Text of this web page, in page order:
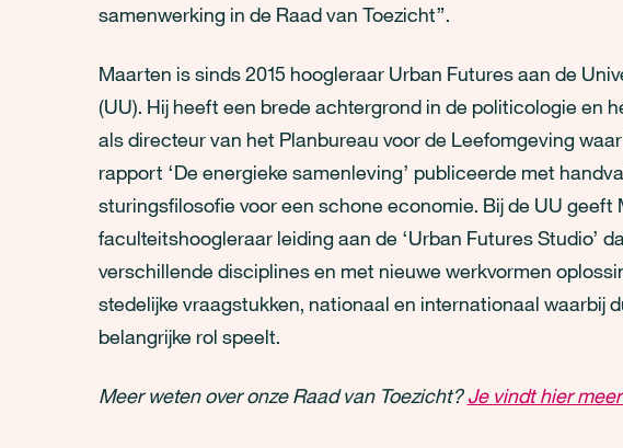
samenwerking in de Raad van Toezicht”.
Maarten is sinds 2015 hoogleraar Urban Futures aan de
(UU). Hij heeft een brede achtergrond in de politicologie en
als directeur van het Planbureau voor de Leefomgeving
rapport ‘De energieke samenleving’ publiceerde met
sturingsfilosofie voor een schone economie. Bij de UU geeft
faculteitshoogleraar leiding aan de ‘Urban Futures Studio’
verschillende disciplines en met nieuwe werkvormen
stedelijke vraagstukken, nationaal en internationaal waarbij
belangrijke rol speelt.
Meer weten over onze Raad van Toezicht?Je vindt hier